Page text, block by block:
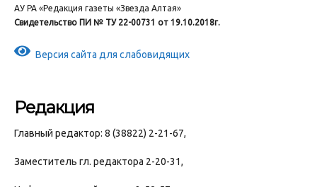
АУ РА «Редакция газеты «Звезда Алтая»
Свидетельство ПИ № ТУ 22-00731 от 19.10.2018г.
Версия сайта для слабовидящих
Редакция
Главный редактор: 8 (38822) 2-21-67,
Заместитель гл. редактора 2-20-31,